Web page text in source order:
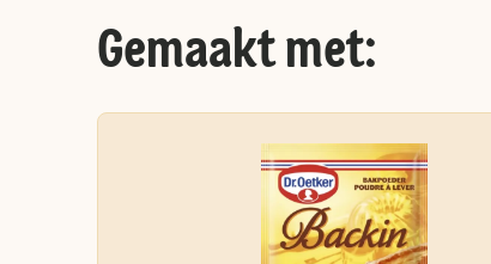
Gemaakt met: